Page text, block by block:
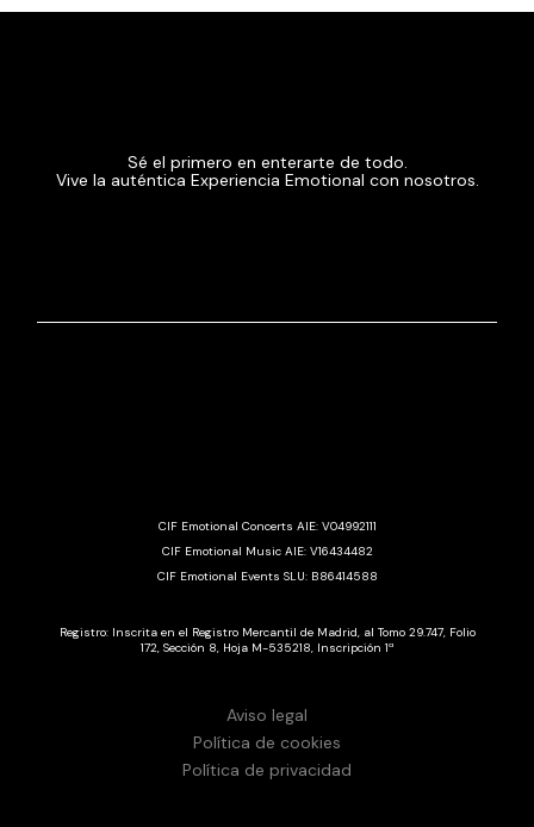
Sé el primero en enterarte de todo.
Vive la auténtica Experiencia Emotional con nosotros.
CIF Emotional Concerts AIE: V04992111
CIF Emotional Music AIE: V16434482
CIF Emotional Events SLU: B86414588
Registro: Inscrita en el Registro Mercantil de Madrid, al Tomo 29.747, Folio
172, Sección 8, Hoja M-535218, Inscripción 1ª
Aviso legal
Política de cookies
Política de privacidad